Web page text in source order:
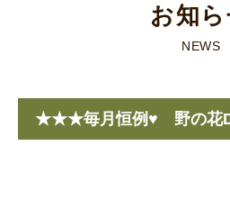
お知
NEWS
★★★毎月恒例♥ 野の花